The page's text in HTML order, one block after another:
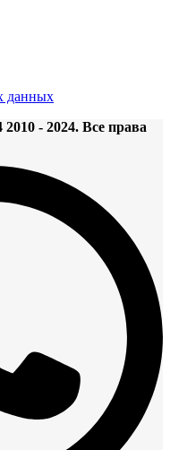
данных
- 2024. Все права